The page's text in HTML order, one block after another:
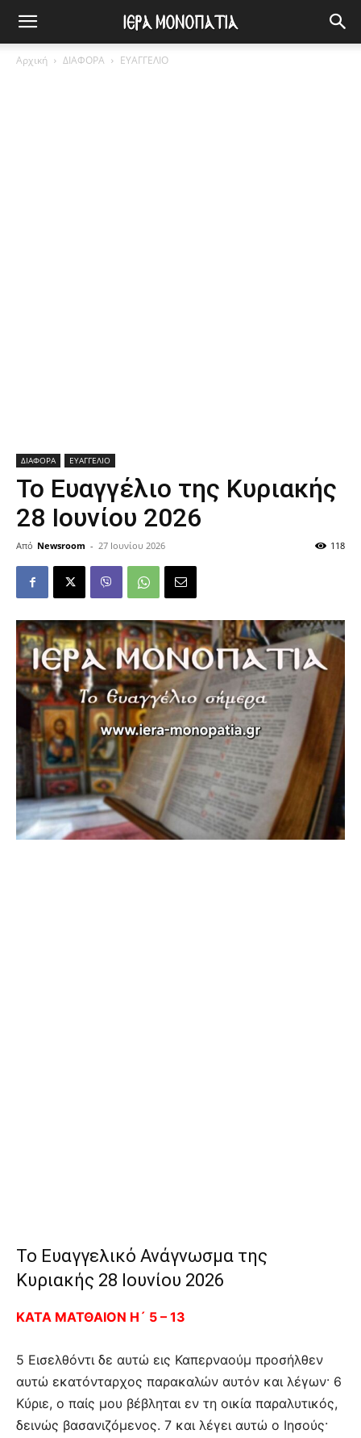
Αρχική ΔΙΑΦΟΡΑ ΕΥΑΓΓΕΛΙΟ
ΔΙΑΦΟΡΑ ΕΥΑΓΓΕΛΙΟ
Το Ευαγγέλιο της Κυριακής
28 Ιουνίου 2026
Από Newsroom - 27 Ιουνίου 2026 118
Το Ευαγγελικό Ανάγνωσμα της
Κυριακής 28 Ιουνίου 2026
ΚΑΤΑ ΜΑΤΘΑΙΟΝ Η´ 5 – 13
5 Εισελθόντι δε αυτώ εις Καπερναούμ προσήλθεν
αυτώ εκατόνταρχος παρακαλών αυτόν και λέγων· 6
Κύριε, ο παίς μου βέβληται εν τη οικία παραλυτικός,
δεινώς βασανιζόμενος. 7 και λέγει αυτώ ο Ιησούς·